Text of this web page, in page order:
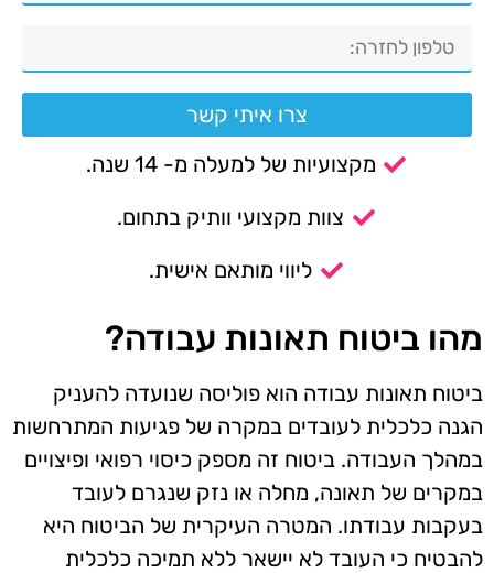
צרו איתי קשר
מקצועיות של למעלה מ- 14 שנה.
צוות מקצועי וותיק בתחום.
ליווי מותאם אישית.
מהו ביטוח תאונות עבודה?
ביטוח תאונות עבודה הוא פוליסה שנועדה להעניק
הגנה כלכלית לעובדים במקרה של פגיעות המתרחשות
במהלך העבודה. ביטוח זה מספק כיסוי רפואי ופיצויים
במקרים של תאונה, מחלה או נזק שנגרם לעובד
בעקבות עבודתו. המטרה העיקרית של הביטוח היא
להבטיח כי העובד לא יישאר ללא תמיכה כלכלית